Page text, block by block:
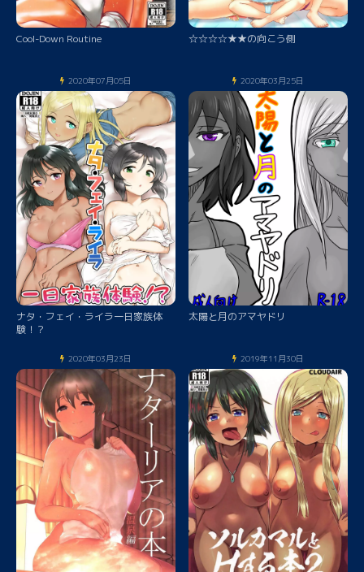
Cool-Down Routine ☆☆☆☆★★の向こう側
2020年07月05日
ナタ・フェイ・ライラ一日家族体
験！？
2020年03月25日
太陽と月のアマヤドリ
2020年03月23日 2019年11月30日